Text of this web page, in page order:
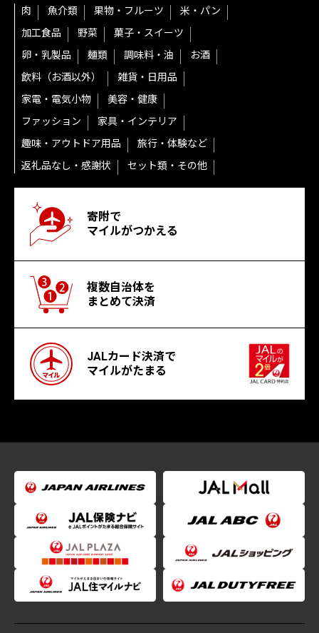
肉 魚介類 果物・フルーツ
米・パン
加工食品
野菜
菓子・スイーツ
卵・乳製品
麺類 調味料・油
お酒
飲料（お酒以外）
雑貨・日用品
家電・電気小物
美容・健康
ファッション
家具・インテリア
趣味・アウトドア用品
旅行・体験など
返礼品なし・感謝状
セット類・その他
寄附で
マイルがつかえる
複数自治体を
まとめて決済
JALカード決済で
マイルがたまる